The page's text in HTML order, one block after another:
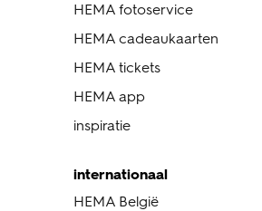
HEMA fotoservice
HEMA cadeaukaarten
HEMA tickets
HEMA app
inspiratie
internationaal
HEMA België